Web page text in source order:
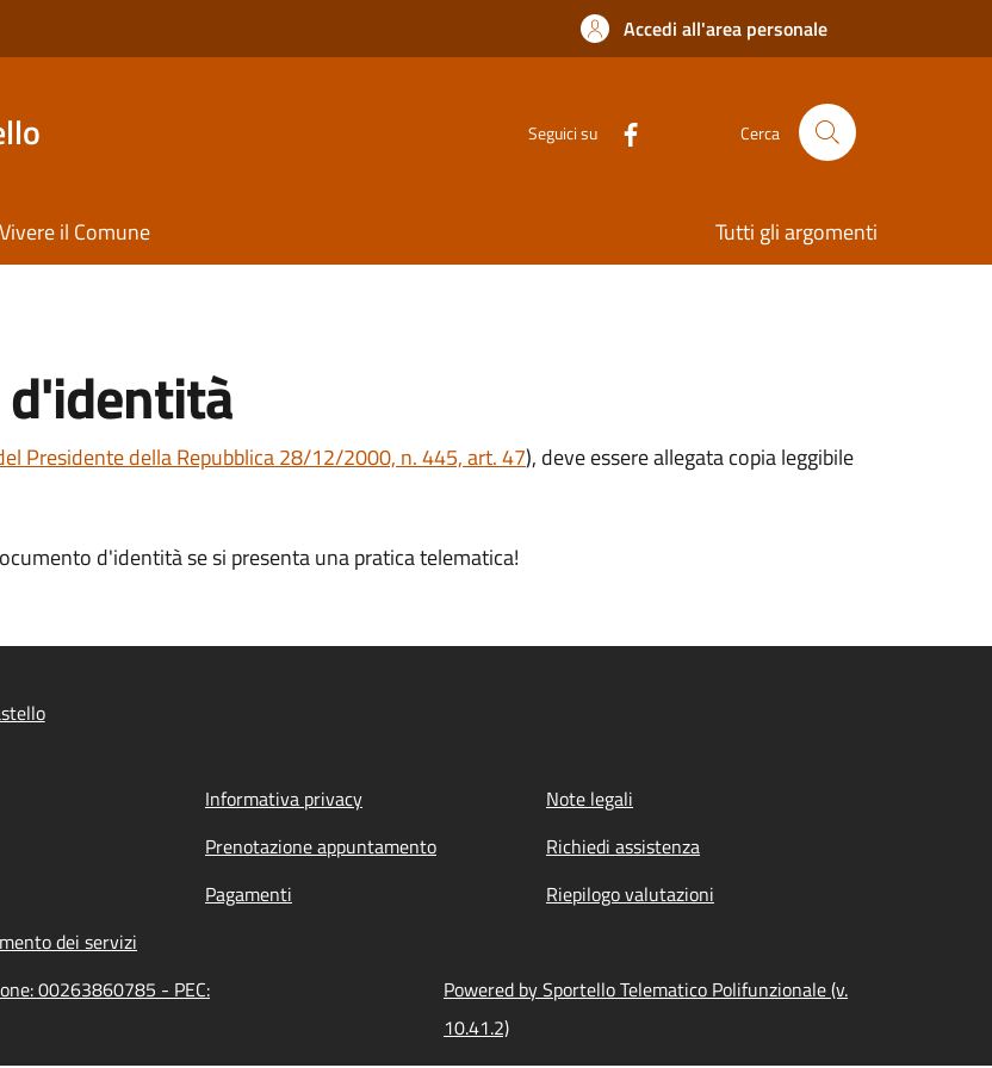
Accedi all'area personale
Seguici su Cerca
Vivere il Comune Tutti gli argomenti
d'identità
Presidente della Repubblica 28/12/2000, n. 445, art. 47), deve essere allegata copia leggibile
d'identità se si presenta una pratica telematica!
Informativa privacy
Note legali
Prenotazione appuntamento
Richiedi assistenza
Pagamenti
Riepilogo valutazioni
dei servizi
00263860785 - PEC:
Powered by Sportello Telematico Polifunzionale (v.
10.41.2)